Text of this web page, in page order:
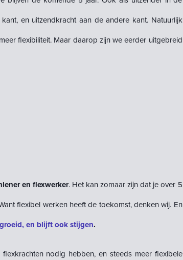
en uitzendkracht aan de andere kant. Natuurlijk
flexibiliteit. Maar daarop zijn we eerder uitgebreid
en flexwerker. Het kan zomaar zijn dat je over 5
flexibel werken heeft de toekomst, denken wij. En
en blijft ook stijgen.
nodig hebben, en steeds meer flexibele